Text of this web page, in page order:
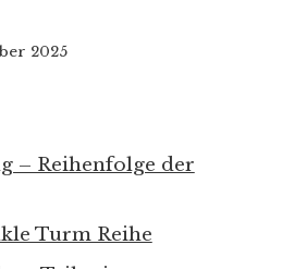
2025
– Reihenfolge der
Turm Reihe